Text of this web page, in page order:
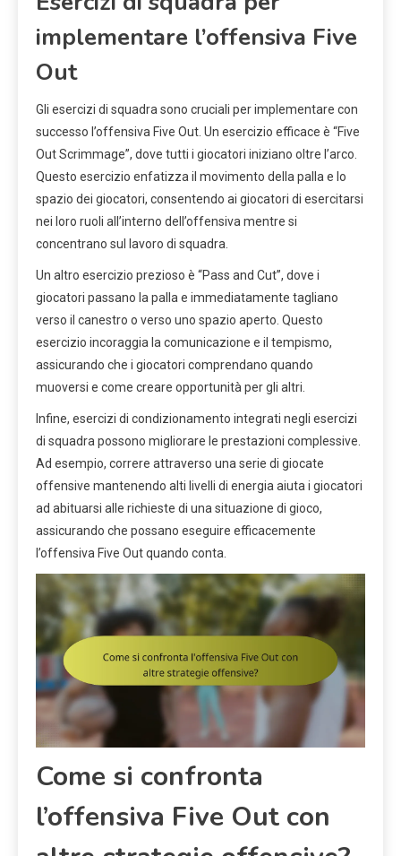
implementare l’offensiva Five
Out
Gli esercizi di squadra sono cruciali per implementare con
successo l’offensiva Five Out. Un esercizio efficace è “Five
Out Scrimmage”, dove tutti i giocatori iniziano oltre l’arco.
Questo esercizio enfatizza il movimento della palla e lo
spazio dei giocatori, consentendo ai giocatori di esercitarsi
nei loro ruoli all’interno dell’offensiva mentre si
concentrano sul lavoro di squadra.
Un altro esercizio prezioso è “Pass and Cut”, dove i
giocatori passano la palla e immediatamente tagliano
verso il canestro o verso uno spazio aperto. Questo
esercizio incoraggia la comunicazione e il tempismo,
assicurando che i giocatori comprendano quando
muoversi e come creare opportunità per gli altri.
Infine, esercizi di condizionamento integrati negli esercizi
di squadra possono migliorare le prestazioni complessive.
Ad esempio, correre attraverso una serie di giocate
offensive mantenendo alti livelli di energia aiuta i giocatori
ad abituarsi alle richieste di una situazione di gioco,
assicurando che possano eseguire efficacemente
l’offensiva Five Out quando conta.
Come si confronta
l’offensiva Five Out con